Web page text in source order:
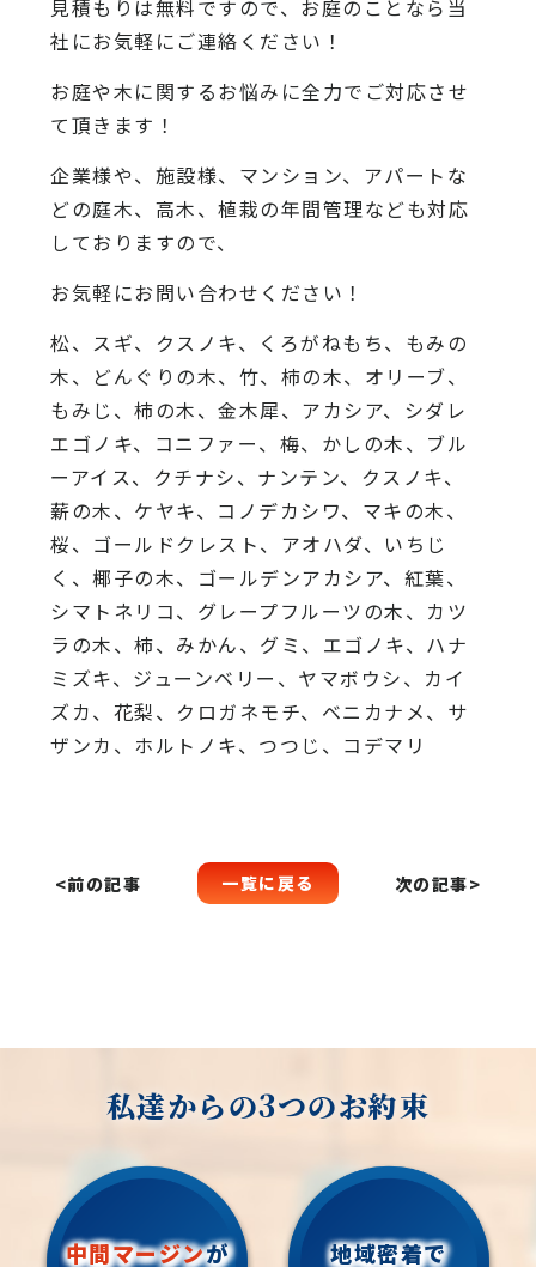
見積もりは無料ですので、お庭のことなら当
社にお気軽にご連絡ください！
お庭や木に関するお悩みに全力でご対応させ
て頂きます！
企業様や、施設様、マンション、アパートな
どの庭木、高木、植栽の年間管理なども対応
しておりますので、
お気軽にお問い合わせください！
松、スギ、クスノキ、くろがねもち、もみの
木、どんぐりの木、竹、柿の木、オリーブ、
もみじ、柿の木、金木犀、アカシア、シダレ
エゴノキ、コニファー、梅、かしの木、ブル
ーアイス、クチナシ、ナンテン、クスノキ、
薪の木、ケヤキ、コノデカシワ、マキの木、
桜、ゴールドクレスト、アオハダ、いちじ
く、椰子の木、ゴールデンアカシア、紅葉、
シマトネリコ、グレープフルーツの木、カツ
ラの木、柿、みかん、グミ、エゴノキ、ハナ
ミズキ、ジューンベリー、ヤマボウシ、カイ
ズカ、花梨、クロガネモチ、ベニカナメ、サ
ザンカ、ホルトノキ、つつじ、コデマリ
<前の記事 一覧に戻る 次の記事>
私達からの3つのお約束
中間マージンが
地域密着で